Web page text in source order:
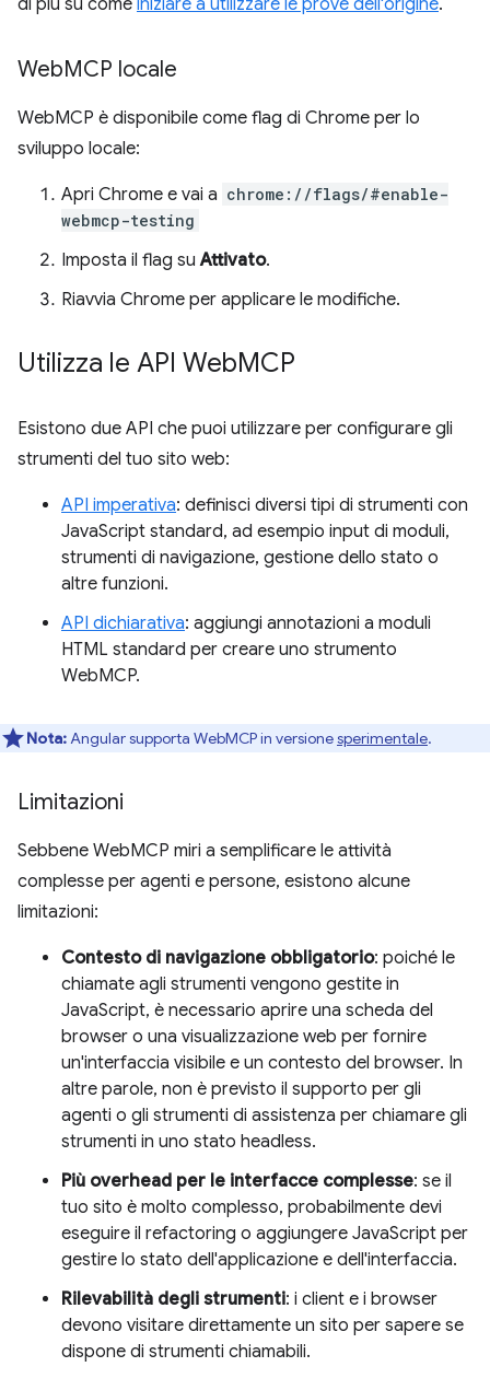
di più su come iniziare a utilizzare le prove dell'origine.
WebMCP locale
WebMCP è disponibile come flag di Chrome per lo
sviluppo locale:
Apri Chrome e vai a chrome://flags/#enable-
webmcp-testing
Imposta il flag suAttivato.
Riavvia Chrome per applicare le modifiche.
Utilizza le API WebMCP
Esistono due API che puoi utilizzare per configurare gli
strumenti del tuo sito web:
API imperativa: definisci diversi tipi di strumenti con
JavaScript standard, ad esempio input di moduli,
strumenti di navigazione, gestione dello stato o
altre funzioni.
API dichiarativa: aggiungi annotazioni a moduli
HTML standard per creare uno strumento
WebMCP.
Nota:Angular supporta WebMCP in versionesperimentale.
Limitazioni
Sebbene WebMCP miri a semplificare le attività
complesse per agenti e persone, esistono alcune
limitazioni:
Contesto di navigazione obbligatorio: poiché le
chiamate agli strumenti vengono gestite in
JavaScript, è necessario aprire una scheda del
browser o una visualizzazione web per fornire
un'interfaccia visibile e un contesto del browser. In
altre parole, non è previsto il supporto per gli
agenti o gli strumenti di assistenza per chiamare gli
strumenti in uno stato headless.
Più overhead per le interfacce complesse: se il
tuo sito è molto complesso, probabilmente devi
eseguire il refactoring o aggiungere JavaScript per
gestire lo stato dell'applicazione e dell'interfaccia.
Rilevabilità degli strumenti: i client e i browser
devono visitare direttamente un sito per sapere se
dispone di strumenti chiamabili.